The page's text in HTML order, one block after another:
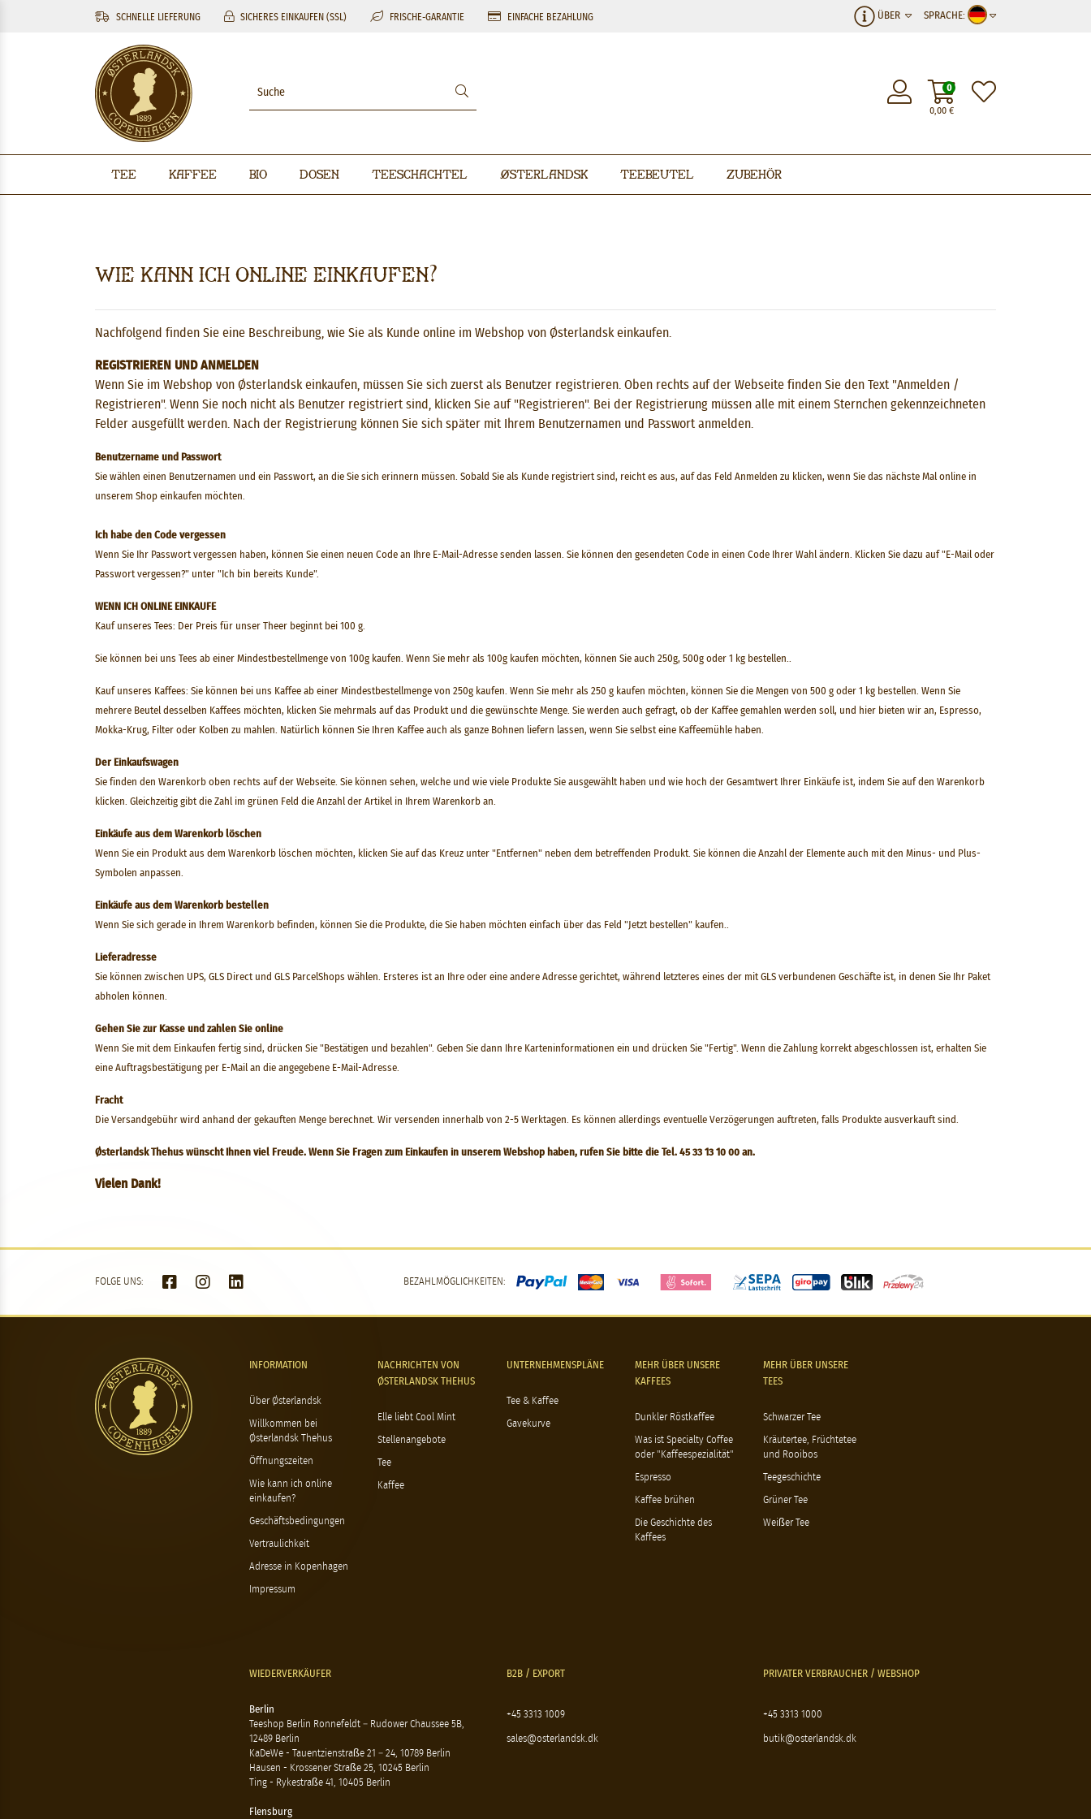
SCHNELLE LIEFERUNG SICHERES EINKAUFEN (SSL) FRISCHE-GARANTIE EINFACHE BEZAHLUNG SPRACHE:
ÜBER
0,00€
0
Tee Kaffee BIO Dosen Teeschachtel Østerlandsk Teebeutel Zubehör
Wie kann ich online einkaufen?
Nachfolgend finden Sie eine Beschreibung, wie Sie als Kunde online im Webshop von Østerlandsk einkaufen.
REGISTRIEREN UND ANMELDEN
Wenn Sie im Webshop von Østerlandsk einkaufen, müssen Sie sich zuerst als Benutzer registrieren. Oben rechts auf der Webseite finden Sie den Text "Anmelden /
Registrieren". Wenn Sie noch nicht als Benutzer registriert sind, klicken Sie auf "Registrieren". Bei der Registrierung müssen alle mit einem Sternchen gekennzeichneten
Felder ausgefüllt werden. Nach der Registrierung können Sie sich später mit Ihrem Benutzernamen und Passwort anmelden.
Benutzername und Passwort
Sie wählen einen Benutzernamen und ein Passwort, an die Sie sich erinnern müssen. Sobald Sie als Kunde registriert sind, reicht es aus, auf das Feld Anmelden zu klicken, wenn Sie das nächste Mal online in
unserem Shop einkaufen möchten.
Ich habe den Code vergessen
Wenn Sie Ihr Passwort vergessen haben, können Sie einen neuen Code an Ihre E-Mail-Adresse senden lassen. Sie können den gesendeten Code in einen Code Ihrer Wahl ändern. Klicken Sie dazu auf "E-Mail oder
Passwort vergessen?" unter "Ich bin bereits Kunde".
WENN ICH ONLINE EINKAUFE
Kauf unseres Tees: Der Preis für unser Theer beginnt bei 100 g.
Sie können bei uns Tees ab einer Mindestbestellmenge von 100g kaufen. Wenn Sie mehr als 100g kaufen möchten, können Sie auch 250g, 500g oder 1 kg bestellen..
Kauf unseres Kaffees: Sie können bei uns Kaffee ab einer Mindestbestellmenge von 250g kaufen. Wenn Sie mehr als 250 g kaufen möchten, können Sie die Mengen von 500 g oder 1 kg bestellen. Wenn Sie
mehrere Beutel desselben Kaffees möchten, klicken Sie mehrmals auf das Produkt und die gewünschte Menge. Sie werden auch gefragt, ob der Kaffee gemahlen werden soll, und hier bieten wir an, Espresso,
Mokka-Krug, Filter oder Kolben zu mahlen. Natürlich können Sie Ihren Kaffee auch als ganze Bohnen liefern lassen, wenn Sie selbst eine Kaffeemühle haben.
Der Einkaufswagen
Sie finden den Warenkorb oben rechts auf der Webseite. Sie können sehen, welche und wie viele Produkte Sie ausgewählt haben und wie hoch der Gesamtwert Ihrer Einkäufe ist, indem Sie auf den Warenkorb
klicken. Gleichzeitig gibt die Zahl im grünen Feld die Anzahl der Artikel in Ihrem Warenkorb an.
Einkäufe aus dem Warenkorb löschen
Wenn Sie ein Produkt aus dem Warenkorb löschen möchten, klicken Sie auf das Kreuz unter "Entfernen" neben dem betreffenden Produkt. Sie können die Anzahl der Elemente auch mit den Minus- und Plus-
Symbolen anpassen.
Einkäufe aus dem Warenkorb bestellen
Wenn Sie sich gerade in Ihrem Warenkorb befinden, können Sie die Produkte, die Sie haben möchten einfach über das Feld "Jetzt bestellen" kaufen..
Lieferadresse
Sie können zwischen UPS, GLS Direct und GLS ParcelShops wählen. Ersteres ist an Ihre oder eine andere Adresse gerichtet, während letzteres eines der mit GLS verbundenen Geschäfte ist, in denen Sie Ihr Paket
abholen können.
Gehen Sie zur Kasse und zahlen Sie online
Wenn Sie mit dem Einkaufen fertig sind, drücken Sie "Bestätigen und bezahlen". Geben Sie dann Ihre Karteninformationen ein und drücken Sie "Fertig". Wenn die Zahlung korrekt abgeschlossen ist, erhalten Sie
eine Auftragsbestätigung per E-Mail an die angegebene E-Mail-Adresse.
Fracht
Die Versandgebühr wird anhand der gekauften Menge berechnet. Wir versenden innerhalb von 2-5 Werktagen. Es können allerdings eventuelle Verzögerungen auftreten, falls Produkte ausverkauft sind.
Østerlandsk Thehus wünscht Ihnen viel Freude. Wenn Sie Fragen zum Einkaufen in unserem Webshop haben, rufen Sie bitte die Tel. 45 33 13 10 00 an.
Vielen Dank!
FOLGE UNS: BEZAHLMÖGLICHKEITEN:
INFORMATION
Über Østerlandsk
Willkommen bei
Østerlandsk Thehus
Öffnungszeiten
Wie kann ich online
einkaufen?
Geschäftsbedingungen
Vertraulichkeit
Adresse in Kopenhagen
Impressum
NACHRICHTEN VON
ØSTERLANDSK THEHUS
Elle liebt Cool Mint
Stellenangebote
Tee
Kaffee
UNTERNEHMENSPLÄNE
Tee & Kaffee
Gavekurve
MEHR ÜBER UNSERE
KAFFEES
Dunkler Röstkaffee
Was ist Specialty Coffee
oder "Kaffeespezialität"
Espresso
Kaffee brühen
Die Geschichte des
Kaffees
MEHR ÜBER UNSERE
TEES
Schwarzer Tee
Kräutertee, Früchtetee
und Rooibos
Teegeschichte
Grüner Tee
Weißer Tee
WIEDERVERKÄUFER
Berlin
Teeshop Berlin Ronnefeldt – Rudower Chaussee 5B,
12489 Berlin
KaDeWe - Tauentzienstraße 21 – 24, 10789 Berlin
Hausen - Krossener Straße 25, 10245 Berlin
Ting - Rykestraße 41, 10405 Berlin
Flensburg
B2B / EXPORT
+45 3313 1009
sales@osterlandsk.dk
PRIVATER VERBRAUCHER / WEBSHOP
+45 3313 1000
butik@osterlandsk.dk